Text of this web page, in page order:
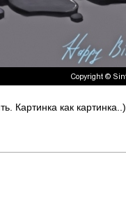
Картинка как картинка..)